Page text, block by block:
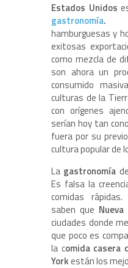
Estados Unidos
gastronomía.
hamburguesas y
exitosas
como mezcla de
son ahora un
consumido
culturas de la
con orígenes
serían hoy tan
fuera por su
cultura popular de
La gastronomía
Es falsa la
comidas
saben que
ciudades donde
que poco es
la comida casera
Yorkestán los